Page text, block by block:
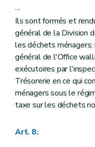
...
Ils sont formés et
général de la Division
les déchets
général de l'Office
exécutoires par
Trésorerie en ce qui
ménagers sous le
taxe sur les déchets
Art. 8.